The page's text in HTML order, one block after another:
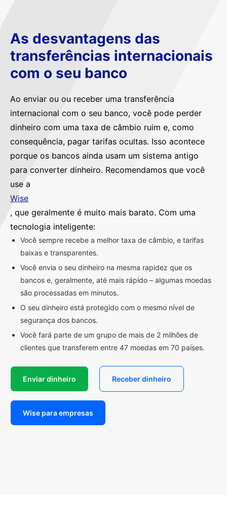
As desvantagens das
transferências internacionais
com o seu banco
Ao enviar ou ou receber uma transferência
internacional com o seu banco, você pode perder
dinheiro com uma taxa de câmbio ruim e, como
consequência, pagar tarifas ocultas. Isso acontece
porque os bancos ainda usam um sistema antigo
para converter dinheiro. Recomendamos que você
use a
Wise
, que geralmente é muito mais barato. Com uma
tecnologia inteligente:
Você sempre recebe a melhor taxa de câmbio, e tarifas
baixas e transparentes.
Você envia o seu dinheiro na mesma rapidez que os
bancos e, geralmente, até mais rápido – algumas moedas
são processadas em minutos.
O seu dinheiro está protegido com o mesmo nível de
segurança dos bancos.
Você fará parte de um grupo de mais de 2 milhões de
clientes que transferem entre 47 moedas em 70 países.
Enviar dinheiro Receber dinheiro
Wise para empresas